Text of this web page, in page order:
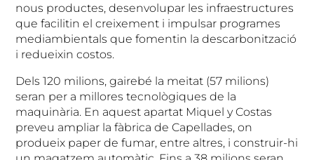
nous productes, desenvolupar les infraestructures
que facilitin el creixement i impulsar programes
mediambientals que fomentin la descarbonització
i redueixin costos.
Dels 120 milions, gairebé la meitat (57 milions)
seran per a millores tecnològiques de la
maquinària. En aquest apartat Miquel y Costas
preveu ampliar la fàbrica de Capellades, on
produeix paper de fumar, entre altres, i construir-hi